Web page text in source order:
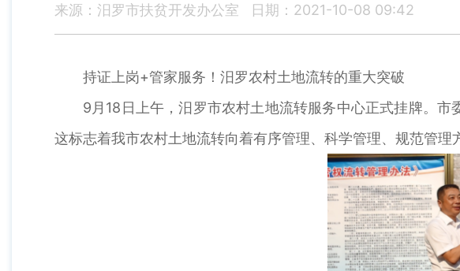
来源：汨罗市扶贫开发办公室 日期：2021-10-08 09:42
持证上岗+管家服务！汨罗农村土地流转的重大突破
9月18日上午，汨罗市农村土地流转服务中心正式挂牌。
这标志着我市农村土地流转向着有序管理、科学管理、规范管理